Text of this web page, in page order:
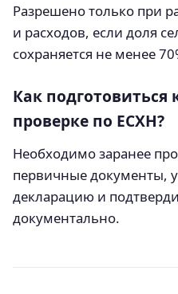
Разрешено только при
и расходов, если доля
сохраняется не менее
Как подготовиться
проверке по ЕСХН?
Необходимо заранее
первичные документы,
декларацию и
документально.